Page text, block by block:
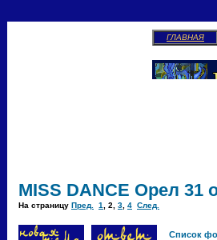
ГЛАВНАЯ
MISS DANCE Орел 31
На страницу Пред. 1 2 3 4 След.
Список